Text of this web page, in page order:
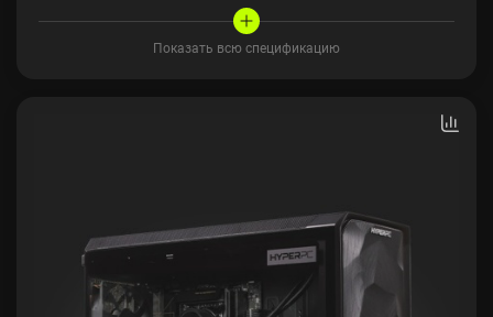
Показать всю спецификацию